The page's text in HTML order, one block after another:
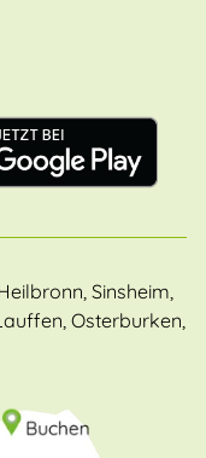
Sinsheim,
Osterburken,